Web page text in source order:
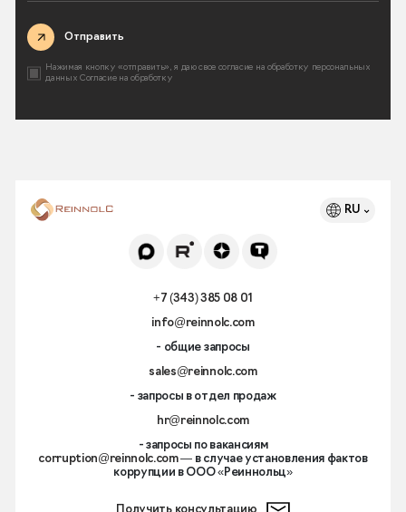
Отправить
Нажимая кнопку «отправить», я даю свое согласие на обработку персональных
данных Согласие на обработку
RU
+7 (343) 385 08 01
info@reinnolc.com
- общие запросы
sales@reinnolc.com
- запросы в отдел продаж
hr@reinnolc.com
- запросы по вакансиям
corruption@reinnolc.com— в случае установления фактов
коррупции в ООО «Реиннольц»